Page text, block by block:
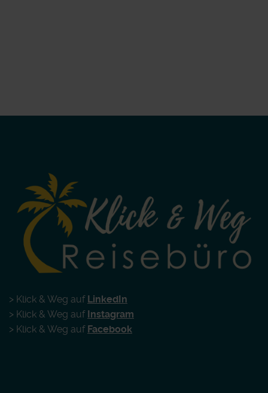
> Klick & Weg auf LinkedIn
> Klick & Weg auf Instagram
> Klick & Weg auf Facebook